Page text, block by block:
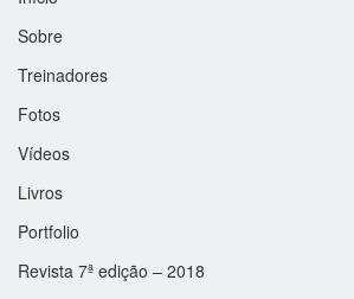
Sobre
Treinadores
Fotos
Vídeos
Livros
Portfolio
Revista 7ª edição – 2018